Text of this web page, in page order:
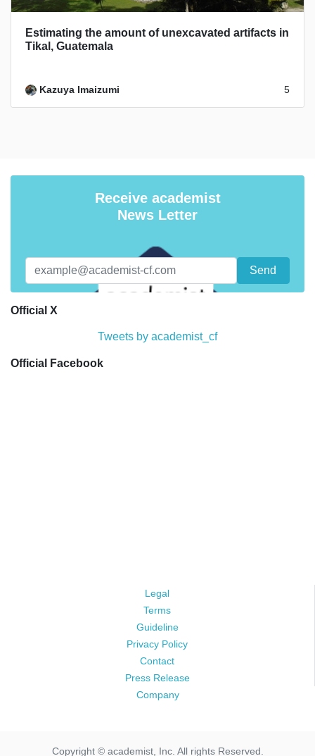
Estimating the amount of unexcavated artifacts in
Tikal, Guatemala
Kazuya Imaizumi 5
Receive academist
News Letter
Official X
Tweets by academist_cf
Official Facebook
Legal
Terms
Guideline
Privacy Policy
Contact
Press Release
Company
Copyright © academist, Inc. All rights Reserved.